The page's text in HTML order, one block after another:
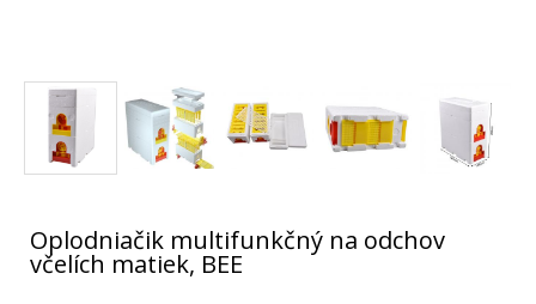
Oplodniačik multifunkčný na odchov
včelích matiek, BEE